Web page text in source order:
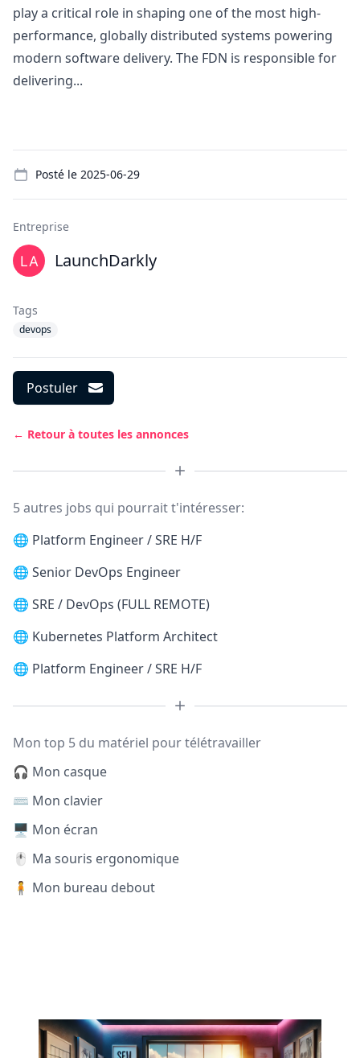
play a critical role in shaping one of the most high-
performance, globally distributed systems powering
modern software delivery. The FDN is responsible for
delivering...
Posté le 2025-06-29
Entreprise
LaunchDarkly
Tags
devops
Postuler
← Retour à toutes les annonces
5 autres jobs qui pourrait t'intéresser:
🌐 Platform Engineer / SRE H/F
🌐 Senior DevOps Engineer
🌐 SRE / DevOps (FULL REMOTE)
🌐 Kubernetes Platform Architect
🌐 Platform Engineer / SRE H/F
Mon top 5 du matériel pour télétravailler
🎧 Mon casque
⌨️ Mon clavier
🖥️ Mon écran
🖱️ Ma souris ergonomique
🧍 Mon bureau debout